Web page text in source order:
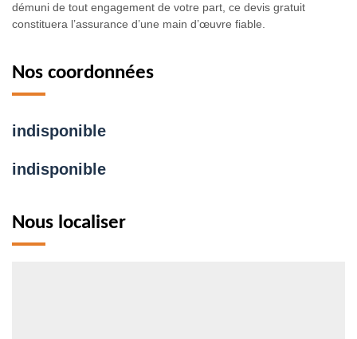
démuni de tout engagement de votre part, ce devis gratuit
constituera l’assurance d’une main d’œuvre fiable.
Nos coordonnées
indisponible
indisponible
Nous localiser